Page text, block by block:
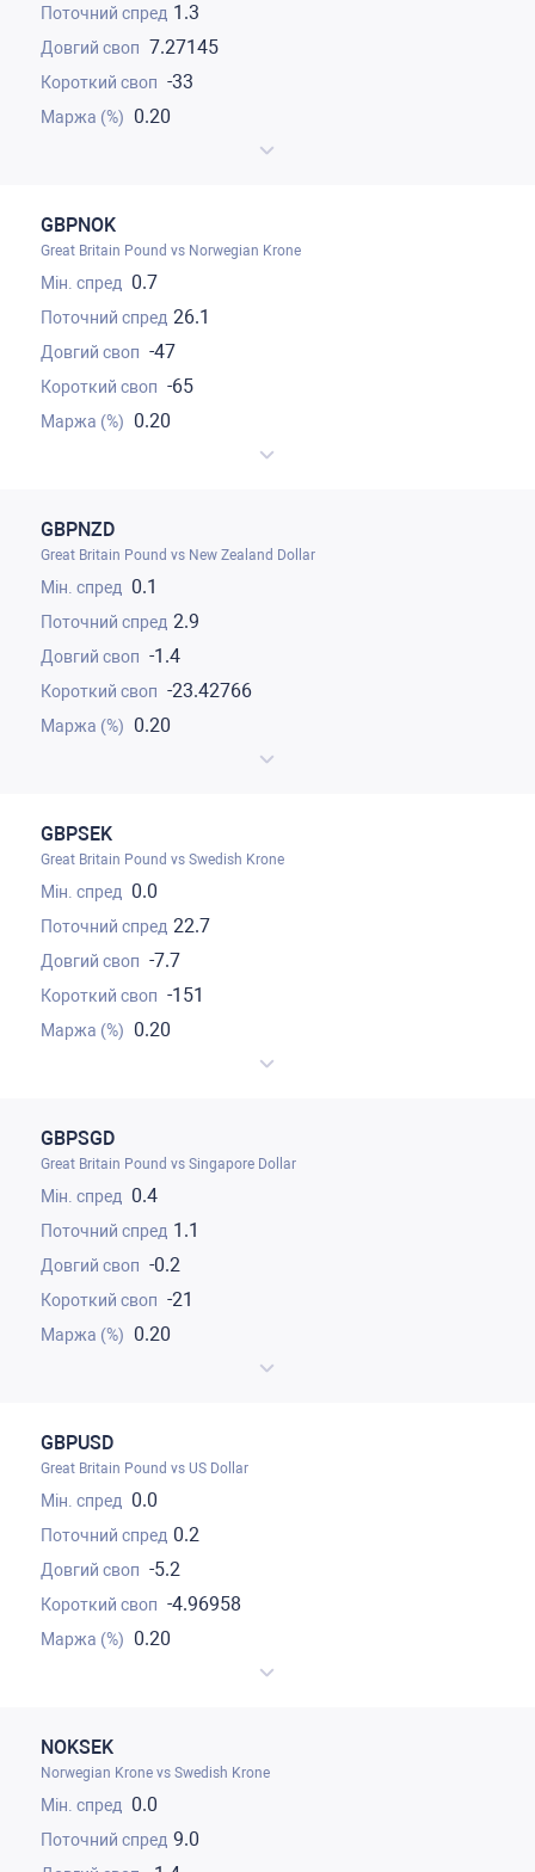
1.3
7.27145
-33
0.20
GBPNOK
Great Britain Pound vs Norwegian Krone
0.7
26.1
-47
-65
0.20
GBPNZD
Great Britain Pound vs New Zealand Dollar
0.1
2.9
-1.4
-23.42766
0.20
GBPSEK
Great Britain Pound vs Swedish Krone
0.0
22.7
-7.7
-151
0.20
GBPSGD
Great Britain Pound vs Singapore Dollar
0.4
1.1
-0.2
-21
0.20
GBPUSD
Great Britain Pound vs US Dollar
0.0
0.2
-5.2
-4.96958
0.20
NOKSEK
Norwegian Krone vs Swedish Krone
0.0
9.0